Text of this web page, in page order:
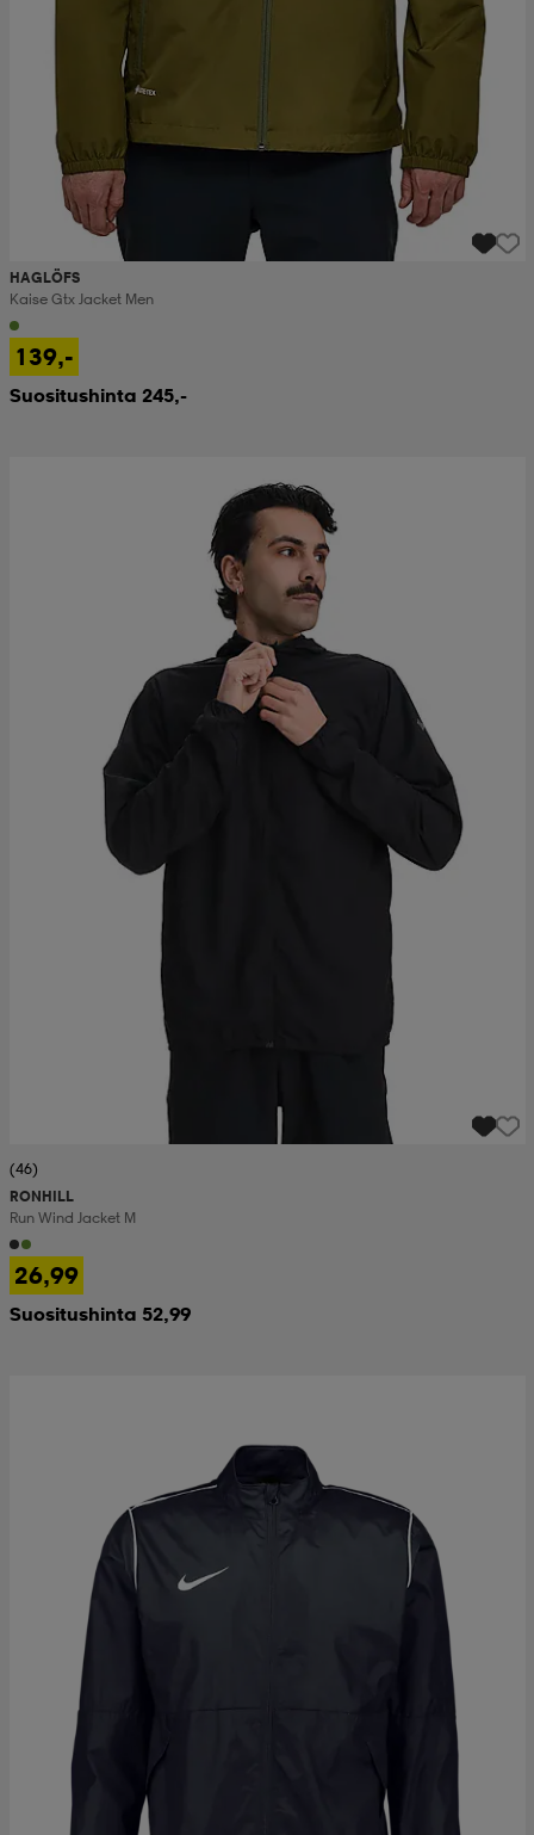
HAGLÖFS
Kaise Gtx Jacket Men
139,-
Suositushinta 245,-
(46)
RONHILL
Run Wind Jacket M
26,99
Suositushinta 52,99